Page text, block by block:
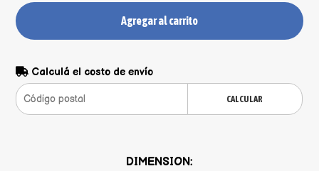
Agregar al carrito
Calculá el costo de envío
CALCULAR
DIMENSION: